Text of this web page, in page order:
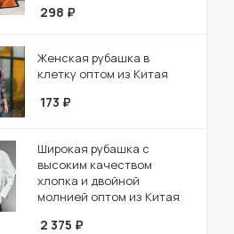
298 ₽
Женская рубашка в
клетку оптом из Китая
173 ₽
Широкая рубашка с
высоким качеством
хлопка и двойной
молнией оптом из Китая
2 375 ₽